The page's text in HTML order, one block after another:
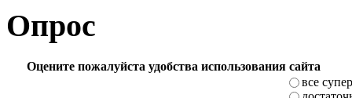
Опрос
Оцените пожалуйста удобства использования сайта
все супер